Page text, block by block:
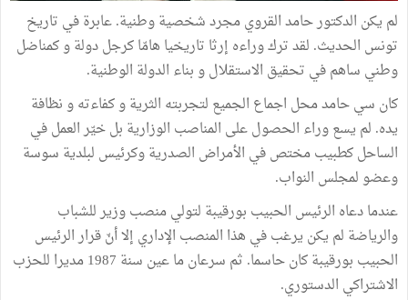
لم يكن الدكتور حامد القروي مجرد شخصية وطنية. عابرة في تاريخ
تونس الحديث. لقد ترك وراءه إرثا تاريخيا هامّا كرجل دولة و كمناضل
وطني ساهم في تحقيق الاستقلال و بناء الدولة الوطنية.
كان سي حامد محل اجماع الجميع لتجربته الثرية و كفاءته و نظافة
يده. لم يسع وراء الحصول على المناصب الوزارية بل خيّر العمل في
الساحل كطبيب مختص في الأمراض الصدرية وكرئيس لبلدية سوسة
وعضو لمجلس النواب.
عندما دعاه الرئيس الحبيب بورقيبة لتولي منصب وزير للشباب
والرياضة لم يكن يرغب في هذا المنصب الإداري إلا أنّ قرار الرئيس
الحبيب بورقيبة كان حاسما. ثم سرعان ما عين سنة 1987 مديرا للحزب
الاشتراكي الدستوري.